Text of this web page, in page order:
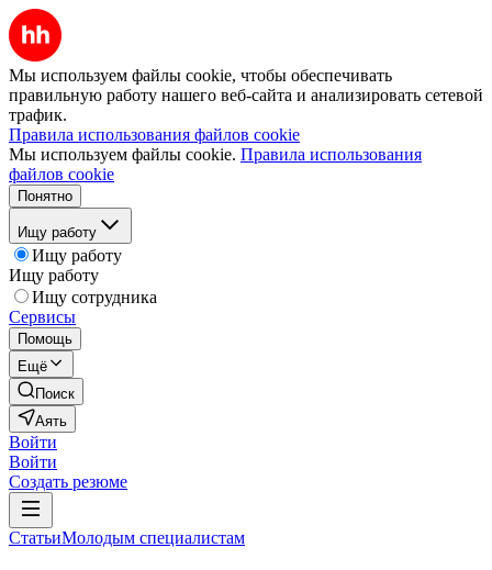
Мы используем файлы cookie, чтобы обеспечивать
правильную работу нашего веб-сайта и анализировать сетевой
трафик.
Правила использования файлов cookie
Мы используем файлы cookie. Правила использования
файлов cookie
Понятно
Ищу работу
Ищу работу
Ищу работу
Ищу сотрудника
Сервисы
Помощь
Ещё
Поиск
Аять
Войти
Войти
Создать резюме
СтатьиМолодым специалистам